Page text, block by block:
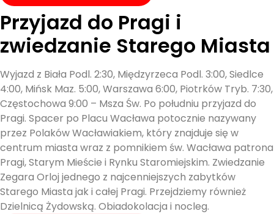
Przyjazd do Pragi i
zwiedzanie Starego Miasta
Wyjazd z Biała Podl. 2:30, Międzyrzeca Podl. 3:00, Siedlce
4:00, Mińsk Maz. 5:00, Warszawa 6:00, Piotrków Tryb. 7:30,
Częstochowa 9:00 – Msza Św. Po południu przyjazd do
Pragi. Spacer po Placu Wacława potocznie nazywany
przez Polaków Wacławiakiem, który znajduje się w
centrum miasta wraz z pomnikiem św. Wacława patrona
Pragi, Starym Mieście i Rynku Staromiejskim. Zwiedzanie
Zegara Orloj jednego z najcenniejszych zabytków
Starego Miasta jak i całej Pragi. Przejdziemy również
Dzielnicą Żydowską. Obiadokolacja i nocleg.